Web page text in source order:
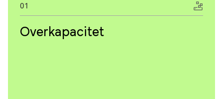
01
Overkapacitet